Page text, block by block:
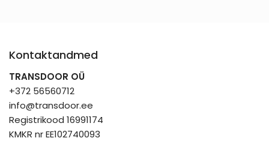
Kontaktandmed
TRANSDOOR OÜ
+372 56560712
info@transdoor.ee
Registrikood 16991174
KMKR nr EE102740093